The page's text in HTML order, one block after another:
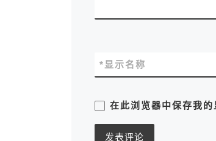
显示名称
*
在此浏览器中保存我